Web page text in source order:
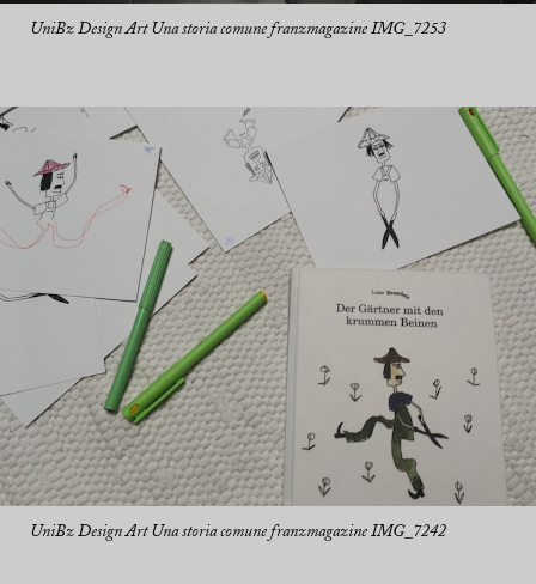
UniBz Design Art Una storia comune franzmagazine IMG_7253
UniBz Design Art Una storia comune franzmagazine IMG_7242